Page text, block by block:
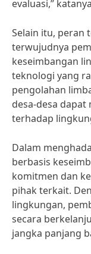
evaluasi,”
Selain itu, peran
terwujudnya
keseimbangan
teknologi yang
pengolahan
desa-desa
terhadap
Dalam
berbasis
komitmen dan
pihak terkait.
lingkungan,
secara
jangka panjang